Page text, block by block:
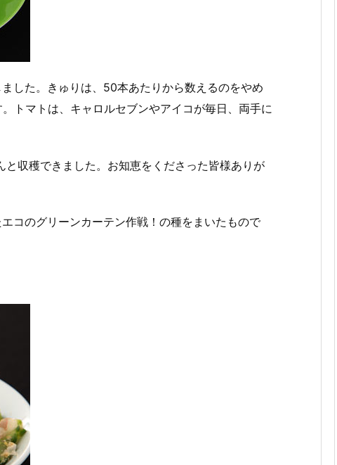
した。きゅりは、50本あたりから数えるのをやめ
トマトは、キャロルセブンやアイコが毎日、両手に
収穫できました。お知恵をくださった皆様ありが
コのグリーンカーテン作戦！の種をまいたもので